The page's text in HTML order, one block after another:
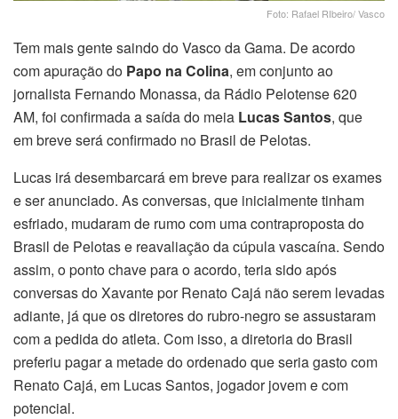
Foto: Rafael RIbeiro/ Vasco
Tem mais gente saindo do Vasco da Gama. De acordo
com apuração do Papo na Colina, em conjunto ao
jornalista Fernando Monassa, da Rádio Pelotense 620
AM, foi confirmada a saída do meia Lucas Santos, que
em breve será confirmado no Brasil de Pelotas.
Lucas irá desembarcará em breve para realizar os exames
e ser anunciado. As conversas, que inicialmente tinham
esfriado, mudaram de rumo com uma contraproposta do
Brasil de Pelotas e reavaliação da cúpula vascaína. Sendo
assim, o ponto chave para o acordo, teria sido após
conversas do Xavante por Renato Cajá não serem levadas
adiante, já que os diretores do rubro-negro se assustaram
com a pedida do atleta. Com isso, a diretoria do Brasil
preferiu pagar a metade do ordenado que seria gasto com
Renato Cajá, em Lucas Santos, jogador jovem e com
potencial.